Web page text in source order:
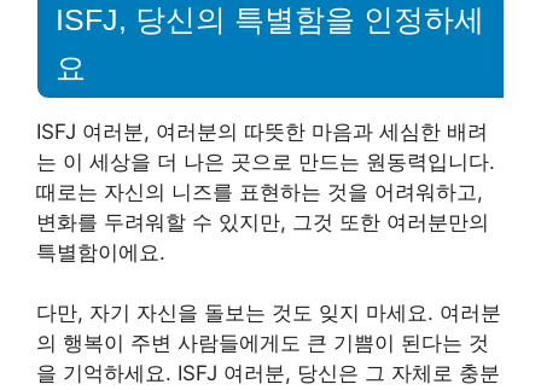
ISFJ, 당신의 특별함을 인정하세
요
ISFJ 여러분, 여러분의 따뜻한 마음과 세심한 배려
는 이 세상을 더 나은 곳으로 만드는 원동력입니다.
때로는 자신의 니즈를 표현하는 것을 어려워하고,
변화를 두려워할 수 있지만, 그것 또한 여러분만의
특별함이에요.
다만, 자기 자신을 돌보는 것도 잊지 마세요. 여러분
의 행복이 주변 사람들에게도 큰 기쁨이 된다는 것
을 기억하세요. ISFJ 여러분, 당신은 그 자체로 충분